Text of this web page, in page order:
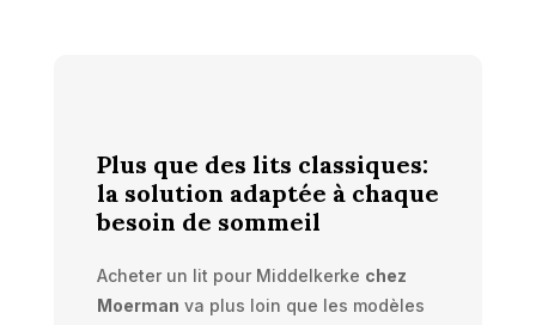
Plus que des lits classiques:
la solution adaptée à chaque
besoin de sommeil
Acheter un lit pour Middelkerke chez
Moerman va plus loin que les modèles